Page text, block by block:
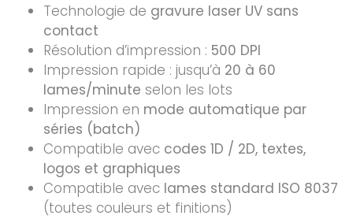
Technologie de gravure laser UV sans
contact
Résolution d’impression : 500 DPI
Impression rapide : jusqu’à 20 à 60
lames/minute selon les lots
Impression en mode automatique par
séries (batch)
Compatible avec codes 1D / 2D, textes,
logos et graphiques
Compatible avec lames standard ISO 8037
(toutes couleurs et finitions)